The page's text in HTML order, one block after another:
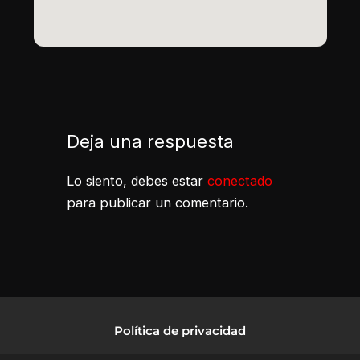
Deja una respuesta
Lo siento, debes estar conectado
para publicar un comentario.
Política de privacidad